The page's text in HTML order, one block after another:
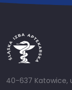
40-637 Katowice,